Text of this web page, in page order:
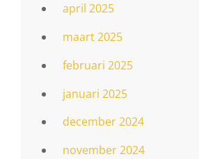
april 2025
maart 2025
februari 2025
januari 2025
december 2024
november 2024